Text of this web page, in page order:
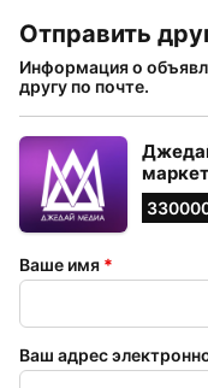
Отправить
Информация о
другу по почте.
Ваше имя *
Ваш адрес